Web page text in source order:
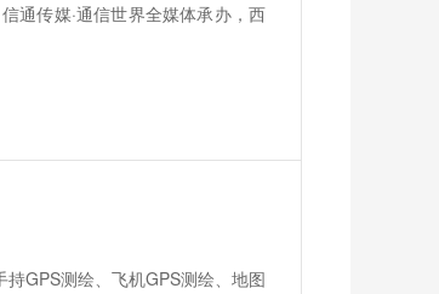
通传媒·通信世界全媒体承办，西
GPS测绘、飞机GPS测绘、地图